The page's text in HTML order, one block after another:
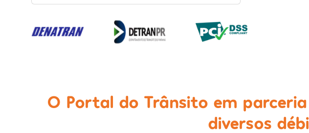
O Portal do Trânsito em
diversos